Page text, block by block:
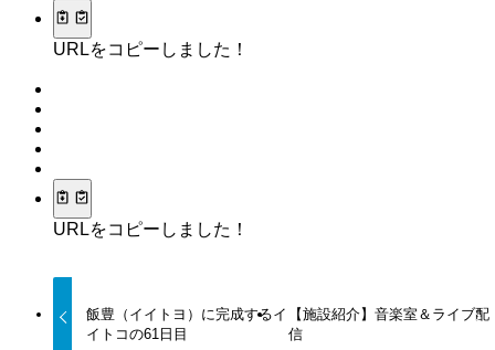
URLをコピーしました！
URLをコピーしました！
飯豊（イイトヨ）に完成するイ
イトコの61日目
【施設紹介】音楽室＆ライブ配
信